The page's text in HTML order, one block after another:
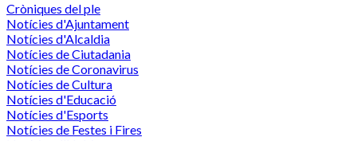
Cròniques del ple
Notícies d'Ajuntament
Notícies d'Alcaldia
Notícies de Ciutadania
Notícies de Coronavirus
Notícies de Cultura
Notícies d'Educació
Notícies d'Esports
Notícies de Festes i Fires